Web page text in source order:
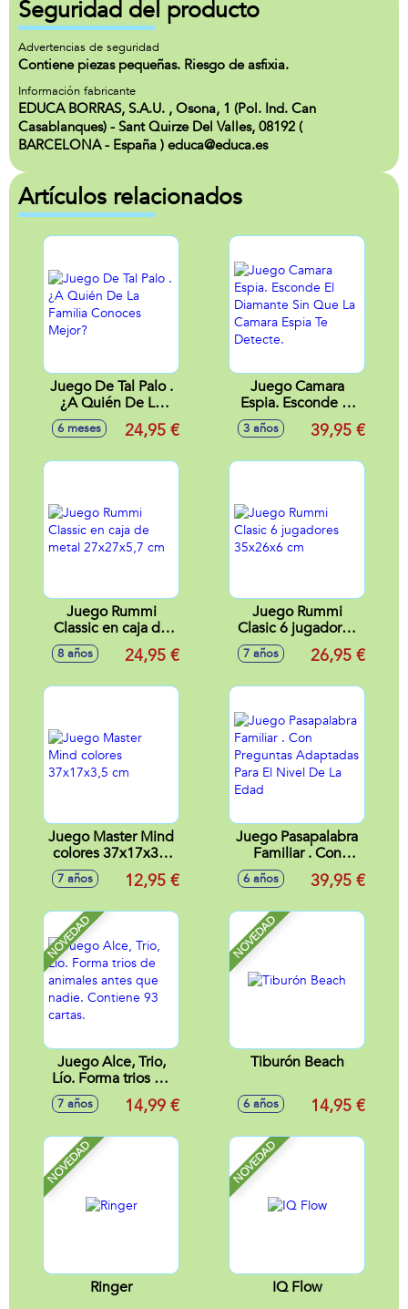
Seguridad del producto
Advertencias de seguridad
Contiene piezas pequeñas. Riesgo de asfixia.
Información fabricante
EDUCA BORRAS, S.A.U. , Osona, 1 (Pol. Ind. Can
Casablanques) - Sant Quirze Del Valles, 08192 (
BARCELONA - España ) educa@educa.es
Artículos relacionados
Juego De Tal Palo .
¿A Quién De La
Familia Conoces
Mejor?
6 meses 24,95 €
Juego Camara
Espia. Esconde El
Diamante Sin Que
La Camara Espia Te
3 años 39,95 €
Juego Rummi
Classic en caja de
metal 27x27x5,7
8 años 24,95 €
Juego Rummi
Clasic 6 jugadores
35x26x6 cm
7 años 26,95 €
Juego Master Mind
colores 37x17x3,5
7 años 12,95 €
Juego Pasapalabra
Familiar . Con
Preguntas
Adaptadas Para El
6 años 39,95 €
NOVEDAD
Juego Alce, Trio,
Lío. Forma trios de
animales antes que
nadie. Contiene 93
7 años 14,99 €
NOVEDAD
Tiburón Beach
6 años 14,95 €
NOVEDAD
Ringer
NOVEDAD
IQ Flow